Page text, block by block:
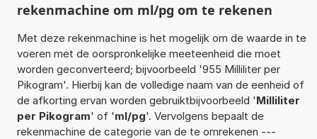
rekenmachine om ml/pg om te rekenen
Met deze rekenmachine is het mogelijk om de waarde in te
voeren met de oorspronkelijke meeteenheid die moet
worden geconverteerd; bijvoorbeeld '955 Milliliter per
Pikogram'. Hierbij kan de volledige naam van de eenheid of
de afkorting ervan worden gebruiktbijvoorbeeld 'Milliliter
per Pikogram' of 'ml/pg'. Vervolgens bepaalt de
rekenmachine de categorie van de te omrekenen ---